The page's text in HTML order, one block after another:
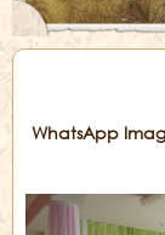
WhatsApp